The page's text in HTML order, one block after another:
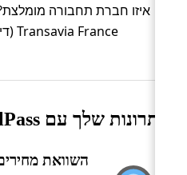
איזו חברת תחבורה
Transavia France (דירוג 5/5).
היתרונות שלך עם TravelPass
השוואת